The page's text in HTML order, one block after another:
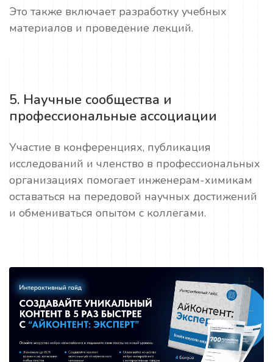
Это также включает разработку учебных
материалов и проведение лекций.
5. Научные сообщества и
профессиональные ассоциации
Участие в конференциях, публикация
исследований и членство в профессиональных
организациях помогает инженерам-химикам
оставаться на передовой научных достижений
и обмениваться опытом с коллегами.